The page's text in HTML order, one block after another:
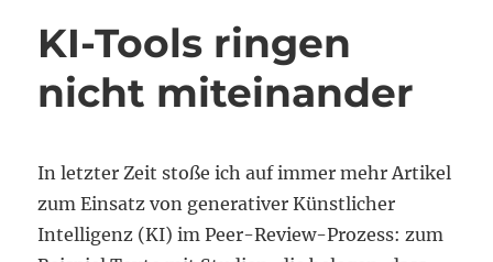
KI-Tools ringen
nicht miteinander
In letzter Zeit stoße ich auf immer mehr Artikel
zum Einsatz von generativer Künstlicher
Intelligenz (KI) im Peer-Review-Prozess: zum